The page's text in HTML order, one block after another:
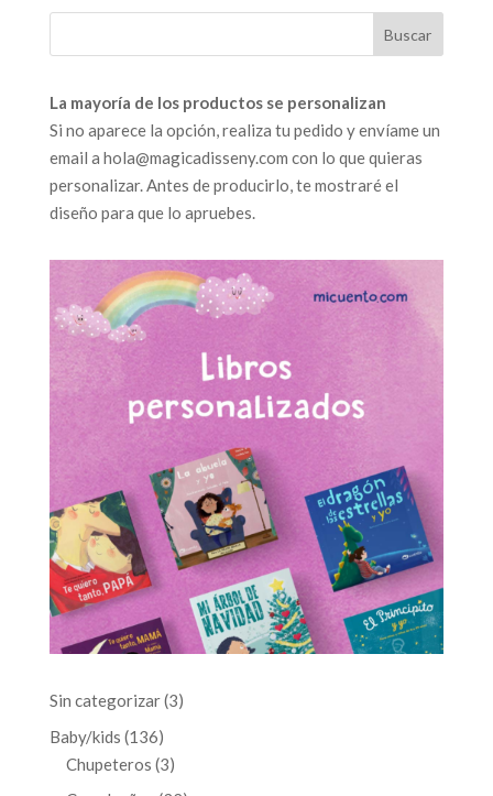
La mayoría de los productos se personalizan
Si no aparece la opción, realiza tu pedido y envíame un
email a hola@magicadisseny.com con lo que quieras
personalizar. Antes de producirlo, te mostraré el
diseño para que lo apruebes.
Sin categorizar 33
Baby/kids 136136
productos
Chupeteros 33
productos